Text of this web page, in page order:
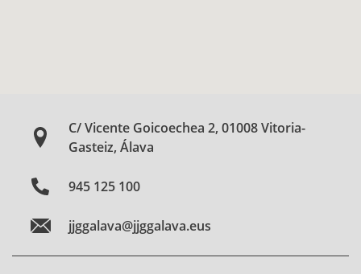
C/ Vicente Goicoechea 2, 01008 Vitoria-
Gasteiz, Álava
945 125 100
jjggalava@jjggalava.eus